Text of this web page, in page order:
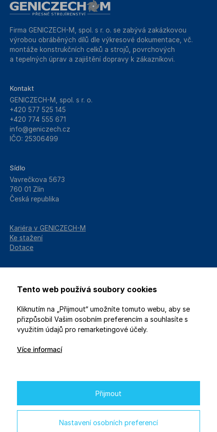
Firma GENICZECH-M, spol. s r. o. se zabývá zakázkovou
výrobou obráběných dílů dle výkresové dokumentace, vč.
montáže konstrukčních celků a strojů, povrchových
a tepelných úprav a zajištění dopravy k zákazníkovi.
Kontakt
GENICZECH-M, spol. s r. o.
+420 577 525 145
+420 774 555 671
info@geniczech.cz
IČO: 25306499
Sídlo
Vavrečkova 5673
760 01 Zlín
Česká republika
Kariéra v GENICZECH-M
Ke stažení
Dotace
2026 © GENICZECH-M, spol. s r.o. / Všechna práva vyhrazena
WebdesignStudio 9
Na projekt je poskytována finanční podpora od EU
prostřednictvím Národního plánu obnovy.
Tento web používá soubory cookies
Kliknutím na „Přijmout“ umožníte tomuto webu, aby se
přizpůsobil Vašim osobním preferencím a souhlasíte s
využitím údajů pro remarketingové účely.
Více informací
Přijmout
Nastavení osobních preferencí